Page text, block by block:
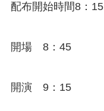
配布開始時間8：15
開場 8：45
開演 9：15